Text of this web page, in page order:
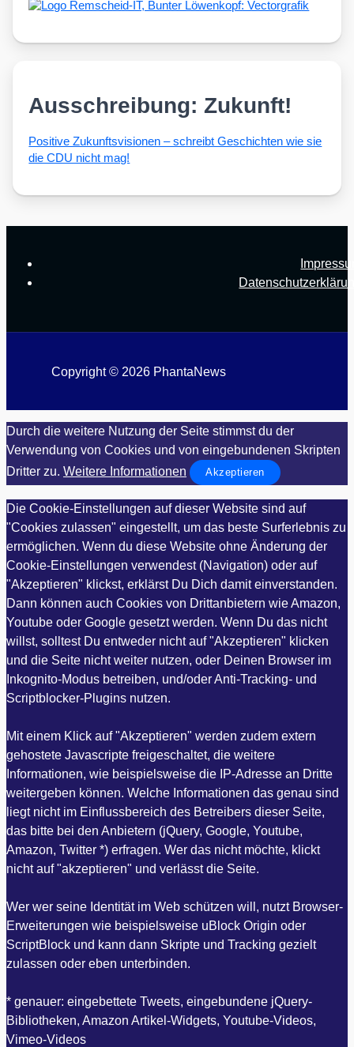
Ausschreibung: Zukunft!
Posi­ti­ve Zukunfts­vi­sio­nen – schreibt Geschich­ten wie sie
die CDU nicht mag!
Copyright © 2026 PhantaNews
Durch die weitere Nutzung der Seite stimmst du der
Verwendung von Cookies und von eingebundenen Skripten
Dritter zu. Weitere Informationen Akzeptieren
Die Cookie-Einstellungen auf dieser Website sind auf
"Cookies zulassen" eingestellt, um das beste Surferlebnis zu
ermöglichen. Wenn du diese Website ohne Änderung der
Cookie-Einstellungen verwendest (Navigation) oder auf
"Akzeptieren" klickst, erklärst Du Dich damit einverstanden.
Dann können auch Cookies von Drittanbietern wie Amazon,
Youtube oder Google gesetzt werden. Wenn Du das nicht
willst, solltest Du entweder nicht auf "Akzeptieren" klicken
und die Seite nicht weiter nutzen, oder Deinen Browser im
Inkognito-Modus betreiben, und/oder Anti-Tracking- und
Scriptblocker-Plugins nutzen.
Mit einem Klick auf "Akzeptieren" werden zudem extern
gehostete Javascripte freigeschaltet, die weitere
Informationen, wie beispielsweise die IP-Adresse an Dritte
weitergeben können. Welche Informationen das genau sind
liegt nicht im Einflussbereich des Betreibers dieser Seite,
das bitte bei den Anbietern (jQuery, Google, Youtube,
Amazon, Twitter *) erfragen. Wer das nicht möchte, klickt
nicht auf "akzeptieren" und verlässt die Seite.
Wer wer seine Identität im Web schützen will, nutzt Browser-
Erweiterungen wie beispielsweise uBlock Origin oder
ScriptBlock und kann dann Skripte und Tracking gezielt
zulassen oder eben unterbinden.
* genauer: eingebettete Tweets, eingebundene jQuery-
Bibliotheken, Amazon Artikel-Widgets, Youtube-Videos,
Vimeo-Videos